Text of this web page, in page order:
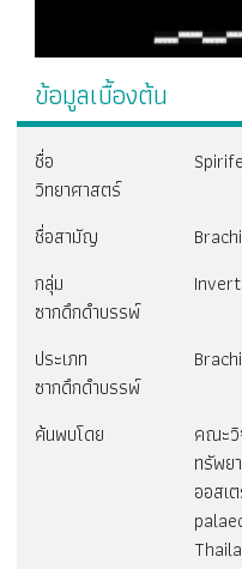
ข้อมูลเบื้องต้น
ชื่อ
วิทยาศาสตร์
ชื่อสามัญ
กลุ่ม
ซากดึกดำบรรพ์
ประเภท
ซากดึกดำบรรพ์
ค้นพบโดย
คณะวิ
ทรัพย
ออสเ